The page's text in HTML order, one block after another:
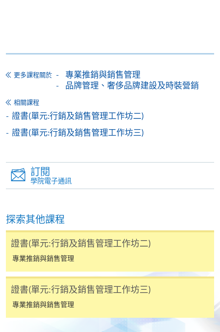
更多課程關於
專業推銷與銷售管理
品牌管理、奢侈品牌建設及時裝營銷
相關課程
證書(單元:行銷及銷售管理工作坊二)
證書(單元:行銷及銷售管理工作坊三)
訂閱
學院電子通訊
探索其他課程
證書(單元:行銷及銷售管理工作坊二)
專業推銷與銷售管理
證書(單元:行銷及銷售管理工作坊三)
專業推銷與銷售管理